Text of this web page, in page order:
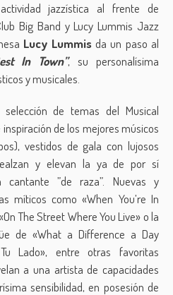
jazzística al frente de
Big Band y Lucy Lummis Jazz
Lucy Lummisda un paso al
In Town”, su personalísima
y musicales.
de temas del Musical
de los mejores músicos
vestidos de gala con lujosos
y elevan la ya de por sí
”de raza”. Nuevas y
míticos como «When You’re In
The Street Where You Live» o la
de «What a Difference a Day
Lado», entre otras favoritas
a una artista de capacidades
sensibilidad, en posesión de